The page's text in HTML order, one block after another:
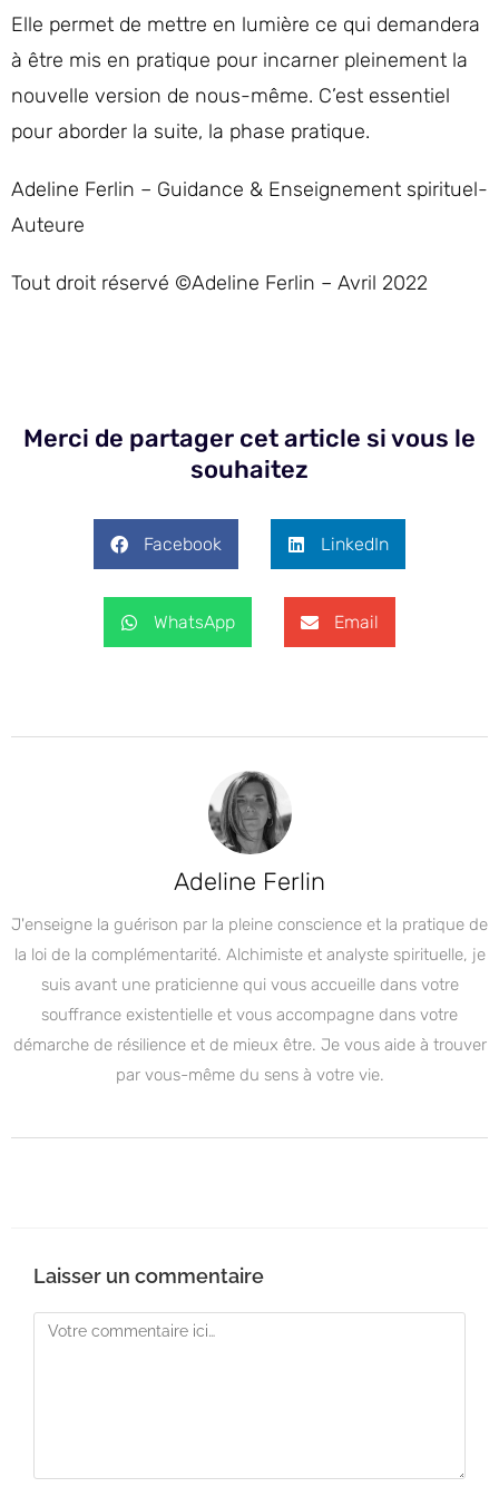
Elle permet de mettre en lumière ce qui demandera
à être mis en pratique pour incarner pleinement la
nouvelle version de nous-même. C’est essentiel
pour aborder la suite, la phase pratique.
Adeline Ferlin – Guidance & Enseignement spirituel-
Auteure
Tout droit réservé ©Adeline Ferlin – Avril 2022
Merci de partager cet article si vous le
souhaitez
Facebook LinkedIn
WhatsApp Email
Adeline Ferlin
J'enseigne la guérison par la pleine conscience et la pratique de
la loi de la complémentarité. Alchimiste et analyste spirituelle, je
suis avant une praticienne qui vous accueille dans votre
souffrance existentielle et vous accompagne dans votre
démarche de résilience et de mieux être. Je vous aide à trouver
par vous-même du sens à votre vie.
Laisser un commentaire